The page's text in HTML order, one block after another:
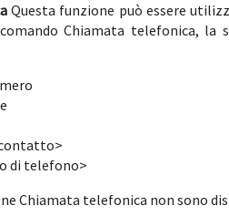
Questa funzione può essere
Chiamata telefonica, la
di telefono>
Chiamata telefonica non sono